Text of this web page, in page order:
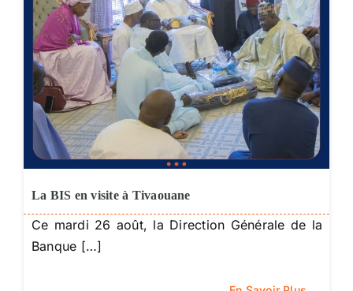
La BIS en visite à Tivaouane
Ce mardi 26 août, la Direction Générale de la
Banque […]